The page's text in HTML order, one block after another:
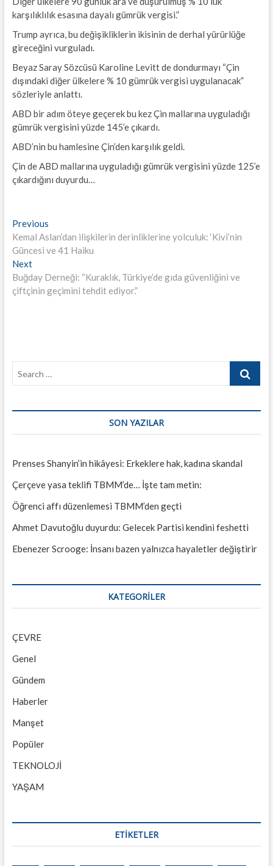
karşılıklılık esasına dayalı gümrük vergisi.”
Trump ayrıca, bu değişikliklerin ikisinin de derhal yürürlüğe
gireceğini vurguladı.
Beyaz Saray Sözcüsü Karoline Levitt de dondurmayı “Çin
dışındaki diğer ülkelere % 10 gümrük vergisi uygulanacak”
sözleriyle anlattı.
ABD bir adım öteye geçerek bu kez Çin mallarına uyguladığı
gümrük vergisini yüzde 145’e çıkardı.
ABD’nin bu hamlesine Çin’den karşılık geldi.
Çin de ABD mallarına uyguladığı gümrük vergisini yüzde 125’e
çıkardığını duyurdu…
Yazı
gezinmesi
PreviousPrevious
post:
Kemal Aslan’dan ilişkilerin derinliklerine yolculuk: ‘Kivi’nin
Güncesi ve 41 Haiku
NextNext
post:
Buğday Derneği: “Kuraklık, Türkiye’de gıda güvenliğini ve
çiftçinin geçimini tehdit ediyor.”
Search
SON YAZILAR
Prenses Shanyin’in hikâyesi: Erkeklere hak, kadına skandal
Çerçeve yasa teklifi TBMM’de… İşte tam metin:
Öğrenci affı düzenlemesi TBMM’den geçti
Ahmet Davutoğlu duyurdu: Gelecek Partisi kendini feshetti
Ebenezer Scrooge: İnsanı bazen yalnızca hayaletler değiştirir
KATEGORILER
ÇEVRE
Genel
Gündem
Haberler
Manşet
Popüler
TEKNOLOJİ
YAŞAM
ETİKETLER